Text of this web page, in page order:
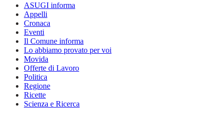
ASUGI informa
Appelli
Cronaca
Eventi
Il Comune informa
Lo abbiamo provato per voi
Movida
Offerte di Lavoro
Politica
Regione
Ricette
Scienza e Ricerca